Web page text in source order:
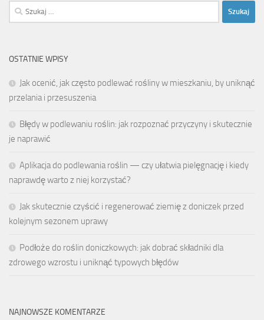
Szukaj:
OSTATNIE WPISY
Jak ocenić, jak często podlewać rośliny w mieszkaniu, by uniknąć
przelania i przesuszenia
Błędy w podlewaniu roślin: jak rozpoznać przyczyny i skutecznie
je naprawić
Aplikacja do podlewania roślin — czy ułatwia pielęgnację i kiedy
naprawdę warto z niej korzystać?
Jak skutecznie czyścić i regenerować ziemię z doniczek przed
kolejnym sezonem uprawy
Podłoże do roślin doniczkowych: jak dobrać składniki dla
zdrowego wzrostu i uniknąć typowych błędów
NAJNOWSZE KOMENTARZE